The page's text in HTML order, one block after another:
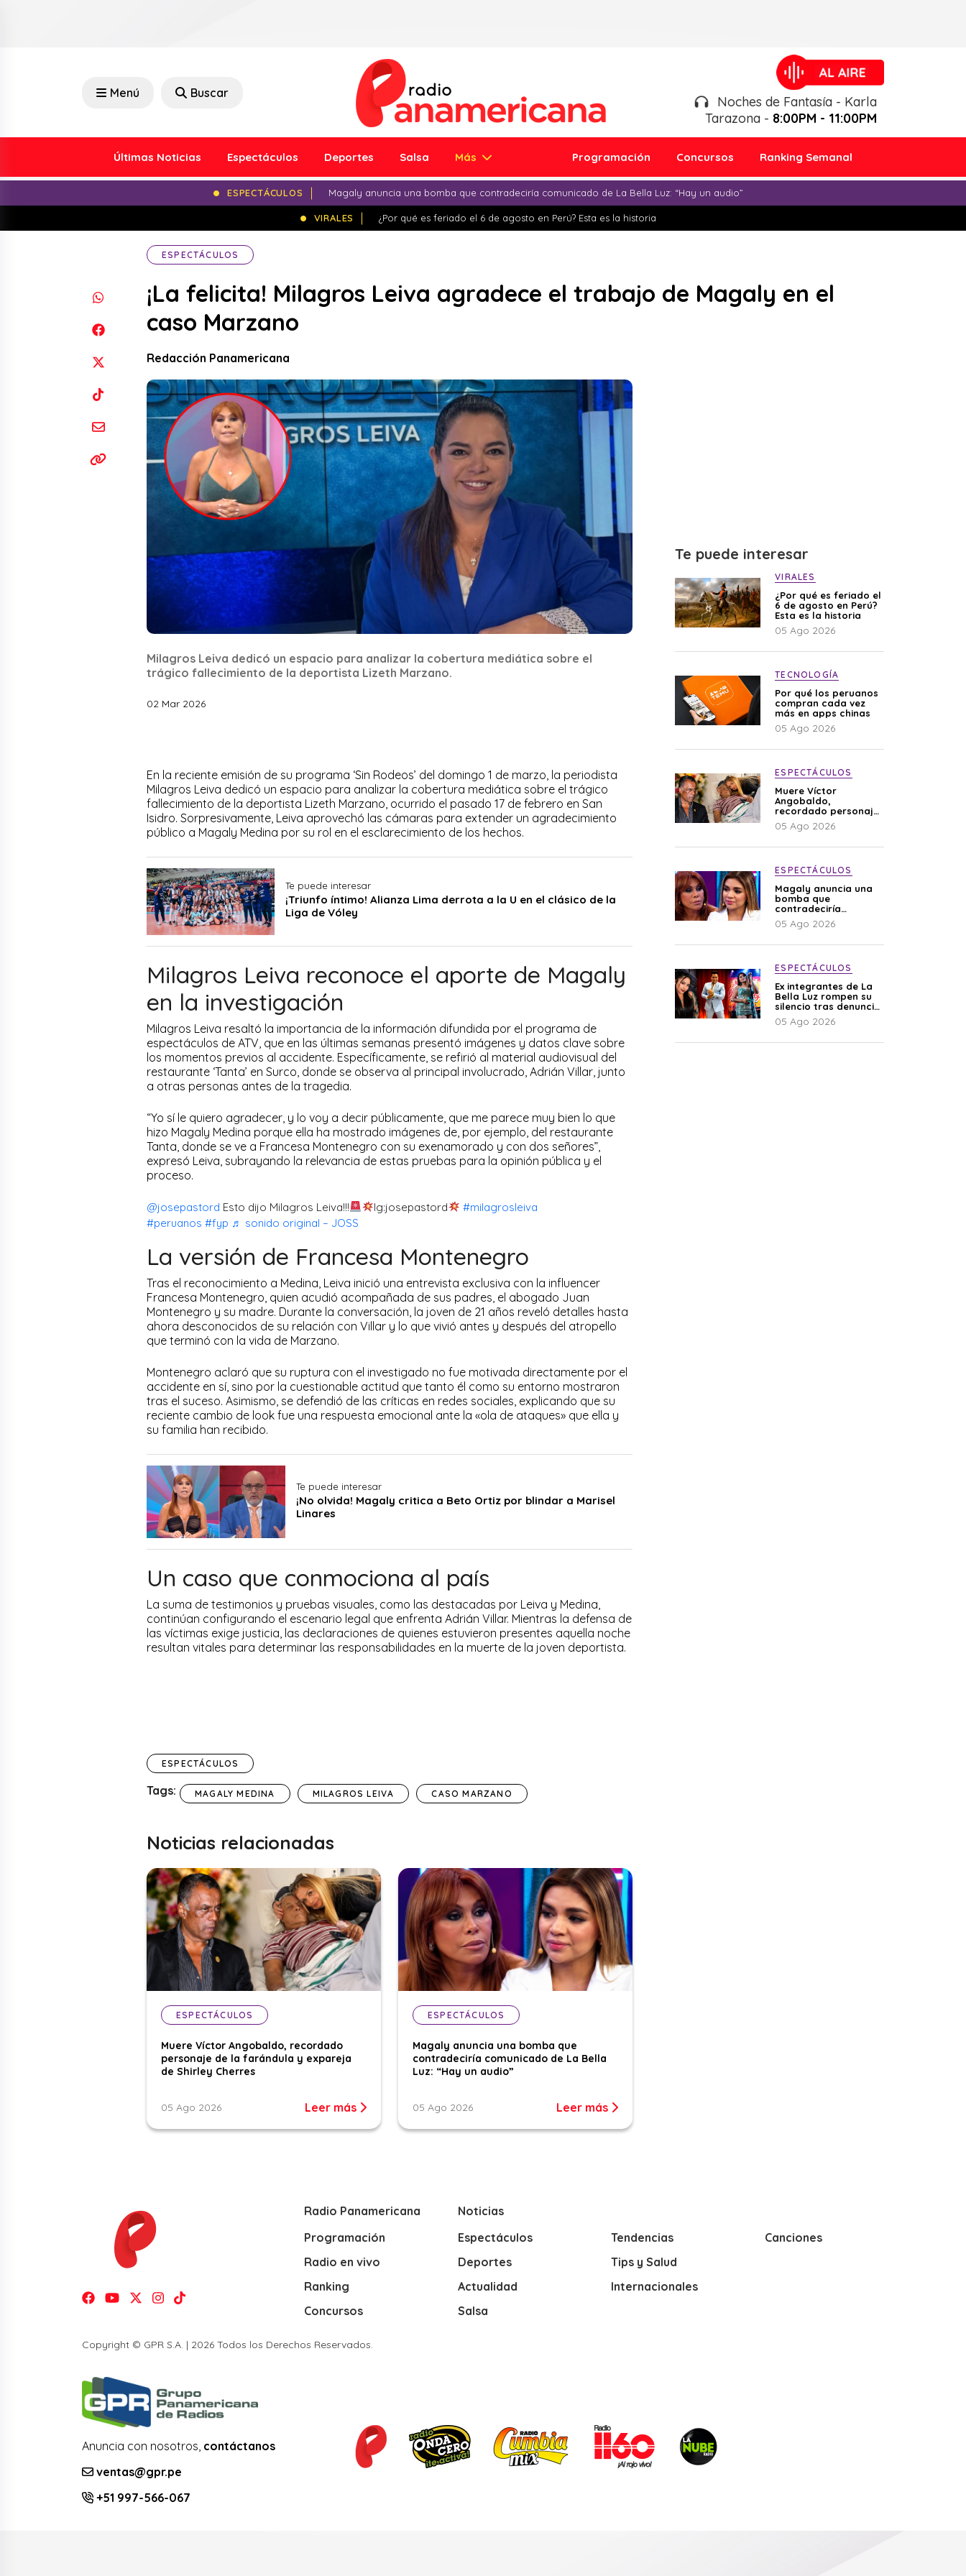
Menú Buscar
Noches de Fantasía - Karla
Tarazona - 8:00PM - 11:00PM
Últimas Noticias Espectáculos Deportes Salsa Más Programación Concursos Ranking Semanal
ESPECTÁCULOS Magaly anuncia una bomba que contradeciría comunicado de La Bella Luz: “Hay un audio”
VIRALES ¿Por qué es feriado el 6 de agosto en Perú? Esta es la historia
ESPECTÁCULOS
¡La felicita! Milagros Leiva agradece el trabajo de Magaly en el
caso Marzano
Redacción Panamericana
Milagros Leiva dedicó un espacio para analizar la cobertura mediática sobre el
trágico fallecimiento de la deportista Lizeth Marzano.
02 Mar 2026
En la reciente emisión de su programa ‘Sin Rodeos’ del domingo 1 de marzo, la periodista
Milagros Leiva dedicó un espacio para analizar la cobertura mediática sobre el trágico
fallecimiento de la deportista Lizeth Marzano, ocurrido el pasado 17 de febrero en San
Isidro. Sorpresivamente, Leiva aprovechó las cámaras para extender un agradecimiento
público a Magaly Medina por su rol en el esclarecimiento de los hechos.
Te puede interesar
¡Triunfo íntimo! Alianza Lima derrota a la U en el clásico de la
Liga de Vóley
Milagros Leiva reconoce el aporte de Magaly
en la investigación
Milagros Leiva resaltó la importancia de la información difundida por el programa de
espectáculos de ATV, que en las últimas semanas presentó imágenes y datos clave sobre
los momentos previos al accidente. Específicamente, se refirió al material audiovisual del
restaurante ‘Tanta’ en Surco, donde se observa al principal involucrado, Adrián Villar, junto
a otras personas antes de la tragedia.
“Yo sí le quiero agradecer, y lo voy a decir públicamente, que me parece muy bien lo que
hizo Magaly Medina porque ella ha mostrado imágenes de, por ejemplo, del restaurante
Tanta, donde se ve a Francesa Montenegro con su exenamorado y con dos señores”,
expresó Leiva, subrayando la relevancia de estas pruebas para la opinión pública y el
proceso.
@josepastord Esto dijo Milagros Leiva!!! Ig:josepastord
#milagrosleiva
#peruanos #fyp ♬ sonido original – JOSS
La versión de Francesa Montenegro
Tras el reconocimiento a Medina, Leiva inició una entrevista exclusiva con la influencer
Francesa Montenegro, quien acudió acompañada de sus padres, el abogado Juan
Montenegro y su madre. Durante la conversación, la joven de 21 años reveló detalles hasta
ahora desconocidos de su relación con Villar y lo que vivió antes y después del atropello
que terminó con la vida de Marzano.
Montenegro aclaró que su ruptura con el investigado no fue motivada directamente por el
accidente en sí, sino por la cuestionable actitud que tanto él como su entorno mostraron
tras el suceso. Asimismo, se defendió de las críticas en redes sociales, explicando que su
reciente cambio de look fue una respuesta emocional ante la «ola de ataques» que ella y
su familia han recibido.
Te puede interesar
¡No olvida! Magaly critica a Beto Ortiz por blindar a Marisel
Linares
Un caso que conmociona al país
La suma de testimonios y pruebas visuales, como las destacadas por Leiva y Medina,
continúan configurando el escenario legal que enfrenta Adrián Villar. Mientras la defensa de
las víctimas exige justicia, las declaraciones de quienes estuvieron presentes aquella noche
resultan vitales para determinar las responsabilidades en la muerte de la joven deportista.
ESPECTÁCULOS
Tags: MAGALY MEDINA MILAGROS LEIVA CASO MARZANO
Noticias relacionadas
ESPECTÁCULOS
Muere Víctor Angobaldo, recordado
personaje de la farándula y expareja
de Shirley Cherres
05 Ago 2026 Leer más
ESPECTÁCULOS
Magaly anuncia una bomba que
contradeciría comunicado de La Bella
Luz: “Hay un audio”
05 Ago 2026 Leer más
Te puede interesar
VIRALES
¿Por qué es feriado el
6 de agosto en Perú?
Esta es la historia
05 Ago 2026
TECNOLOGÍA
Por qué los peruanos
compran cada vez
más en apps chinas
05 Ago 2026
ESPECTÁCULOS
Muere Víctor
Angobaldo,
recordado personaje
de la farándula y
expareja de Shirley
05 Ago 2026
ESPECTÁCULOS
Magaly anuncia una
bomba que
contradeciría
comunicado de La
Bella Luz: “Hay un
05 Ago 2026
ESPECTÁCULOS
Ex integrantes de La
Bella Luz rompen su
silencio tras denuncia
de Naldy: “Todo el
mundo lo sabía”
05 Ago 2026
Radio Panamericana
Programación
Radio en vivo
Ranking
Concursos
Noticias
Espectáculos
Deportes
Actualidad
Salsa
Tendencias
Tips y Salud
Internacionales
Canciones
Copyright © GPR S.A. | 2026 Todos los Derechos Reservados.
Anuncia con nosotros, contáctanos
ventas@gpr.pe
+51 997-566-067